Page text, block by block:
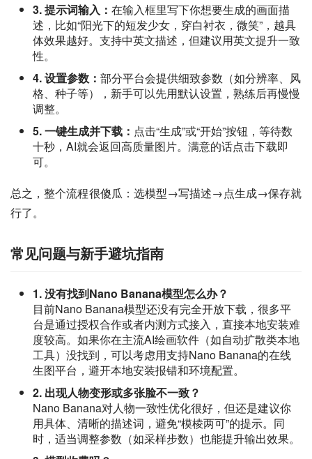
3. 提示词输入： 在输入框里写下你想要生成的画面描
述，比如“阳光下的短发少女，穿白衬衣，微笑”，越具
体效果越好。支持中英文描述，但建议用英文提升一致
性。
4. 设置参数： 部分平台会提供细致参数（如分辨率、风
格、种子等），新手可以先用默认设置，熟练后再慢慢
调整。
5. 一键生成并下载： 点击“生成”或“开始”按钮，等待数
十秒，AI就会返回高质量图片。满意的话点击下载即
可。
总之，整个流程很傻瓜：选模型→写描述→点生成→保存就
行了。
常见问题与新手避坑指南
1. 没有找到Nano Banana模型怎么办？
目前Nano Banana模型还没有完全开放下载，很多平
台是通过授权合作或者内测方式接入，直接本地安装难
度较高。如果你在主流AI绘画软件（如自动扩散类本地
工具）没找到，可以考虑用支持Nano Banana的在线
生图平台，避开本地安装报错和环境配置。
2. 出现人物变形或多张脸不一致？
Nano Banana对人物一致性优化很好，但还是建议你
用具体、清晰的描述词，避免“模棱两可”的提示。同
时，适当调整参数（如采样步数）也能提升输出效果。